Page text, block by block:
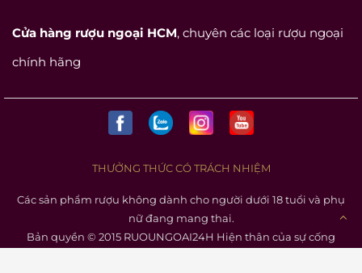
Cửa hàng rượu ngoại HCM, chuyên các loại rượu ngoại
chính hãng
THƯỞNG THỨC CÓ TRÁCH NHIỆM
Các sản phẩm rượu không dành cho người dưới 18 tuổi và phụ
nữ đang mang thai.
Bản quyền © 2015 RUOUNGOAI24H Hiện thân của sự cống